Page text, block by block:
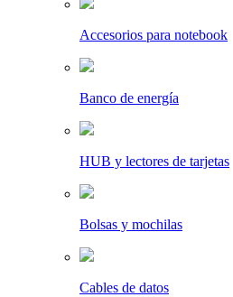
Accesorios para notebook
Banco de energía
HUB y lectores de tarjetas
Bolsas y mochilas
Cables de datos